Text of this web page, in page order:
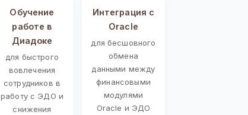
Обучение
работе в
Диадоке
для быстрого
вовлечения
сотрудников в
работу с ЭДО и
снижения
Интеграция с
Oracle
для бесшовного
обмена
данными между
финансовыми
модулями
Oracle и ЭДО